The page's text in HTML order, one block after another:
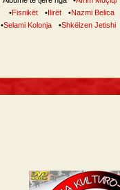
•Fisnikët •Ilirët •Nazmi Belica
•Selami Kolonja •Shkëlzen Jetishi